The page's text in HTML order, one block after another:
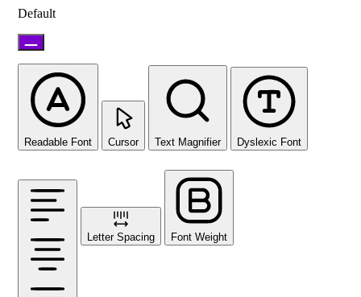
Default
Readable Font Cursor Text Magnifier Dyslexic Font
Letter Spacing Font Weight